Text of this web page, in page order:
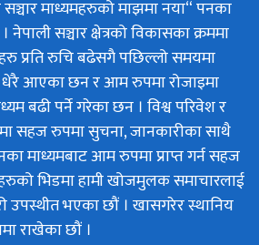
माध्यमहरुको माझमा नया“ पनका
सञ्चार क्षेत्रको विकासका क्रममा
प्रति रुचि बढेसगै पछिल्लो समयमा
धेरै आएका छन र आम रुपमा रोजाइमा
बढी पर्ने गरेका छन । विश्व परिवेश र
सहज रुपमा सुचना, जानकारीका साथै
माध्यमबाट आम रुपमा प्राप्त गर्न सहज
भिडमा हामी खोजमुलक समाचारलाई
उपस्थीत भएका छौं । खासगरेर स्थानिय
राखेका छौं ।